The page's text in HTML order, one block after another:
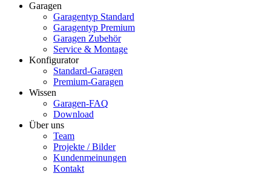
Garagen
Garagentyp Standard
Garagentyp Premium
Garagen Zubehör
Service & Montage
Konfigurator
Standard-Garagen
Premium-Garagen
Wissen
Garagen-FAQ
Download
Über uns
Team
Projekte / Bilder
Kundenmeinungen
Kontakt